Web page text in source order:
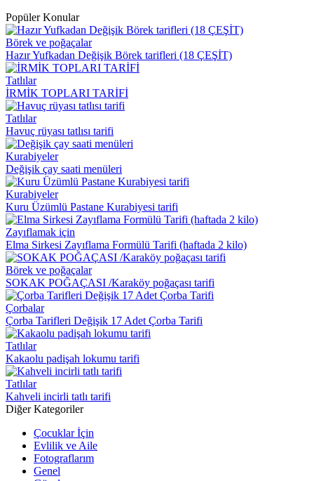
Popüler Konular
Börek ve poğaçalar
Hazır Yufkadan Değişik Börek tarifleri (18 ÇEŞİT)
Tatlılar
İRMİK TOPLARI TARİFİ
Tatlılar
Havuç rüyası tatlısı tarifi
Kurabiyeler
Değişik çay saati menüleri
Kurabiyeler
Kuru Üzümlü Pastane Kurabiyesi tarifi
Zayıflamak için
Elma Sirkesi Zayıflama Formülü Tarifi (haftada 2 kilo)
Börek ve poğaçalar
SOKAK POĞAÇASI /Karaköy poğaçası tarifi
Çorbalar
Çorba Tarifleri Değişik 17 Adet Çorba Tarifi
Tatlılar
Kakaolu padişah lokumu tarifi
Tatlılar
Kahveli incirli tatlı tarifi
Diğer Kategoriler
Çocuklar İçin
Evlilik ve Aile
Fotograflarım
Genel